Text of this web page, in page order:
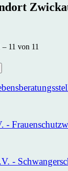
– 11 von 11
-
-